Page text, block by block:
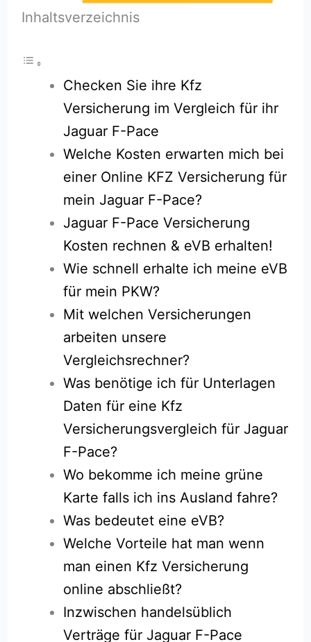
Inhaltsverzeichnis
Checken Sie ihre Kfz
Versicherung im Vergleich für ihr
Jaguar F-Pace
Welche Kosten erwarten mich bei
einer Online KFZ Versicherung für
mein Jaguar F-Pace?
Jaguar F-Pace Versicherung
Kosten rechnen & eVB erhalten!
Wie schnell erhalte ich meine eVB
für mein PKW?
Mit welchen Versicherungen
arbeiten unsere
Vergleichsrechner?
Was benötige ich für Unterlagen
Daten für eine Kfz
Versicherungsvergleich für Jaguar
F-Pace?
Wo bekomme ich meine grüne
Karte falls ich ins Ausland fahre?
Was bedeutet eine eVB?
Welche Vorteile hat man wenn
man einen Kfz Versicherung
online abschließt?
Inzwischen handelsüblich
Verträge für Jaguar F-Pace